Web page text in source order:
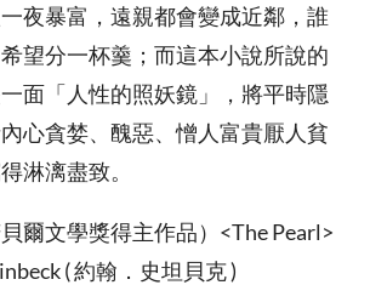
夜暴富，遠親都會變成近鄰，誰
望分一杯羹；而這本小說所說的
一面「人性的照妖鏡」，將平時隱
心貪婪、醜惡、憎人富貴厭人貧
淋漓盡致。
爾文學獎得主作品）<The Pearl>
( 約翰．史坦貝克 )